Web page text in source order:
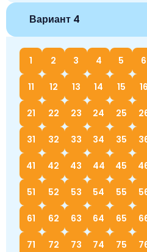
Вариант 4
1 2 3 4 5 6
11 12 13 14 15 16
21 22 23 24 25
31 32 33 34 35
41 42 43 44 45
51 52 53 54 55
61 62 63 64 65
71 72 73 74 75